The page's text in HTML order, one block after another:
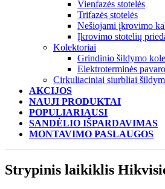
Vienfazės stotelės
Trifazės stotelės
Nešiojami įkrovimo
Įkrovimo stotelių
Kolektoriai
Grindinio šildymo
Elektroterminės
Cirkuliaciniai siurbliai
AKCIJOS
NAUJI PRODUKTAI
POPULIARIAUSI
SANDĖLIO IŠPARDAVIMAS
MONTAVIMO PASLAUGOS
Strypinis laikiklis